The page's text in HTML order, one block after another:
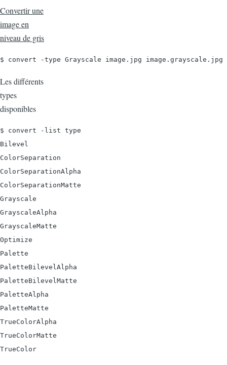
Convertir une
image en
niveau de gris
$ convert -type Grayscale image.jpg image.grayscale.jpg
Les différents
types
disponibles
$ convert -list type
Bilevel
ColorSeparation
ColorSeparationAlpha
ColorSeparationMatte
Grayscale
GrayscaleAlpha
GrayscaleMatte
Optimize
Palette
PaletteBilevelAlpha
PaletteBilevelMatte
PaletteAlpha
PaletteMatte
TrueColorAlpha
TrueColorMatte
TrueColor